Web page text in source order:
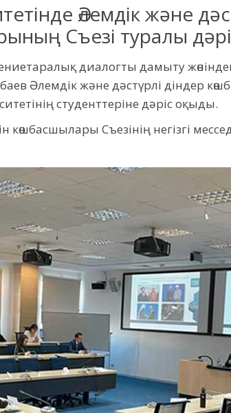
Әлемдік және
Съезі туралы
диалогты дамыту
Әлемдік және дәстүрлі діндер
студенттеріне
Съезінің негізгі